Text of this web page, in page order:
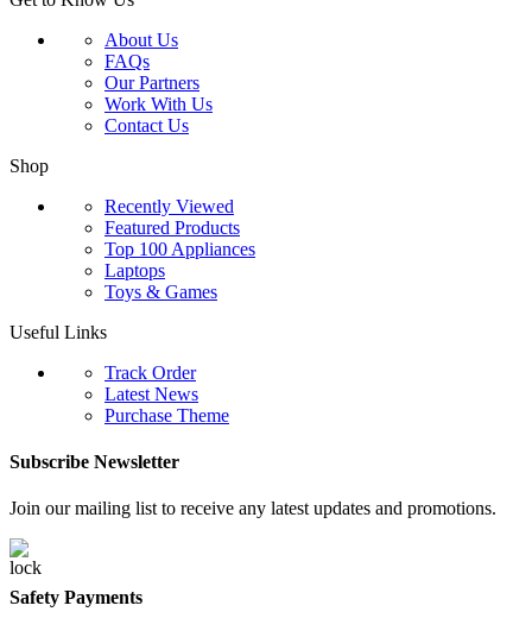
About Us
FAQs
Our Partners
Work With Us
Contact Us
Shop
Recently Viewed
Featured Products
Top 100 Appliances
Laptops
Toys & Games
Useful Links
Track Order
Latest News
Purchase Theme
Subscribe Newsletter
Join our mailing list to receive any latest updates and promotions.
Safety Payments